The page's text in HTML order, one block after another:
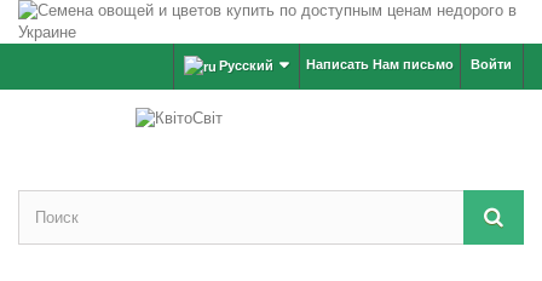
Войти
Написать Нам письмо
Русский